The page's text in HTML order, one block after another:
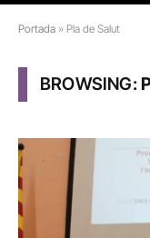
Portada » Pla de Salut
BROWSING: